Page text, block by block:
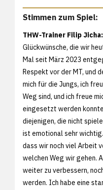
Stimmen zum Spiel:
THW-Trainer Filip Jicha:
Glückwünsche, die wir
Mal seit März 2023
Respekt vor der MT, und
mich für die Jungs, ich
Weg sind, und ich freue
eingesetzt werden
diejenigen, die nicht
ist emotional sehr
dass wir noch viel Arbeit
welchen Weg wir gehen.
weiter zu verbessern,
werden. Ich habe eine